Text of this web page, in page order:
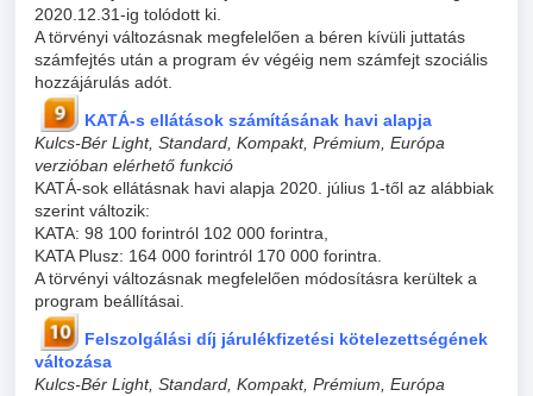
2020.12.31-ig tolódott ki.
A törvényi változásnak megfelelően a béren kívüli juttatás
számfejtés után a program év végéig nem számfejt szociális
hozzájárulás adót.
KATÁ-s ellátások számításának havi alapja
Kulcs-Bér Light, Standard, Kompakt, Prémium, Európa
verzióban elérhető funkció
KATÁ-sok ellátásnak havi alapja 2020. július 1-től az alábbiak
szerint változik:
KATA: 98 100 forintról 102 000 forintra,
KATA Plusz: 164 000 forintról 170 000 forintra.
A törvényi változásnak megfelelően módosításra kerültek a
program beállításai.
Felszolgálási díj járulékfizetési kötelezettségének
változása
Kulcs-Bér Light, Standard, Kompakt, Prémium, Európa